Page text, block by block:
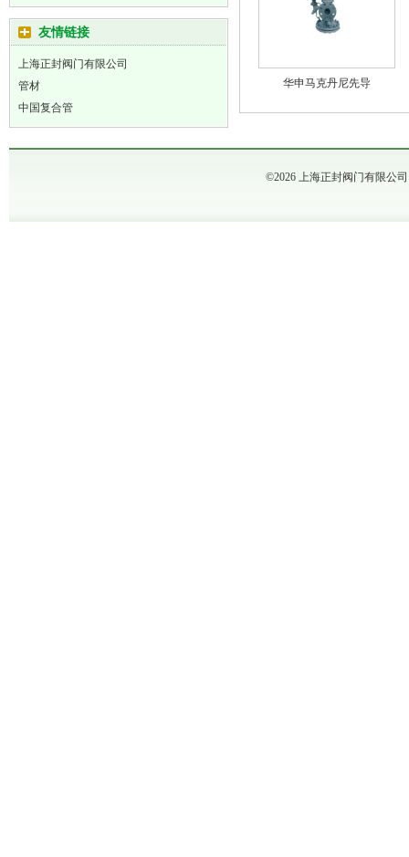
友情链接
上海正封阀门有限公司
管材
中国复合管
华申马克丹尼先导
©2026 上海正封阀门有限公